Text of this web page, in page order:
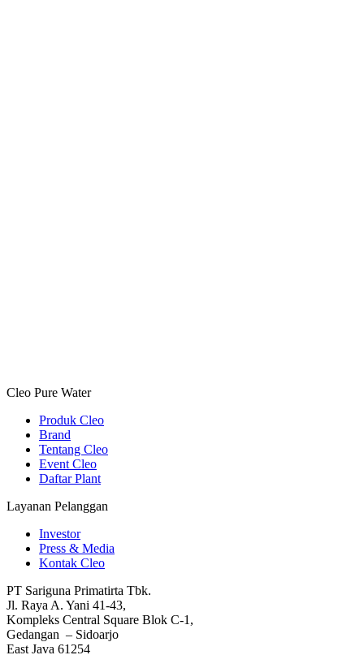
Cleo Pure Water
Produk Cleo
Brand
Tentang Cleo
Event Cleo
Daftar Plant
Layanan Pelanggan
Investor
Press & Media
Kontak Cleo
PT Sariguna Primatirta Tbk.
Jl. Raya A. Yani 41-43,
Kompleks Central Square Blok C-1,
Gedangan – Sidoarjo
East Java 61254